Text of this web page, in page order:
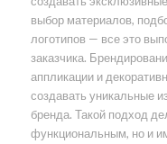
выбор материалов,
логотипов — все это
заказчика.
аппликации и
создавать уникальные
бренда. Такой подход
функциональным, но и